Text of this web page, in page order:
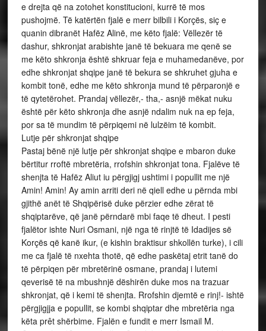
e drejta që na zotohet konstitucioni, kurrë të mos
pushojmë. Të katërtën fjalë e merr bilbili i Korçës, siç e
quanin dibranët Hafëz Alinë, me këto fjalë: Vëllezër të
dashur, shkronjat arabishte janë të bekuara me qenë se
me këto shkronja është shkruar feja e muhamedanëve, por
edhe shkronjat shqipe janë të bekura se shkruhet gjuha e
kombit tonë, edhe me këto shkronja mund të përparonjë e
të qytetërohet. Prandaj vëllezër,- tha,- asnjë mëkat nuku
është për këto shkronja dhe asnjë ndalim nuk na ep feja,
por sa të mundim të përpiqemi në lulzëim të kombit.
Lutje për shkronjat shqipe
Pastaj bënë një lutje për shkronjat shqipe e mbaron duke
bërtitur rroftë mbretëria, rrofshin shkronjat tona. Fjalëve të
shenjta të Hafëz Aliut iu përgjigj ushtimi i popullit me një
Amin! Amin! Ay amin arriti deri në qiell edhe u përnda mbi
gjithë anët të Shqipërisë duke përzier edhe zërat të
shqiptarëve, që janë përndarë mbi faqe të dheut. I pesti
fjalëtor ishte Nuri Osmani, një nga të rinjtë të Idadijes së
Korçës që kanë ikur, (e kishin braktisur shkollën turke), i cili
me ca fjalë të nxehta thotë, që edhe paskëtaj etrit tanë do
të përpiqen për mbretërinë osmane, prandaj i lutemi
qeverisë të na mbushnjë dëshirën duke mos na trazuar
shkronjat, që i kemi të shenjta. Rrofshin djemtë e rinj!- ishtë
përgjigjja e popullit, se kombi shqiptar dhe mbretëria nga
këta prêt shërbime. Fjalën e fundit e merr Ismail M.